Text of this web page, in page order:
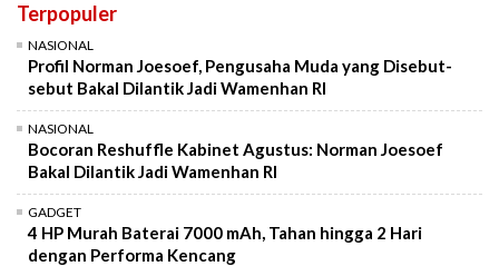
Terpopuler
NASIONAL
Profil Norman Joesoef, Pengusaha Muda yang Disebut-
sebut Bakal Dilantik Jadi Wamenhan RI
NASIONAL
Bocoran Reshuffle Kabinet Agustus: Norman Joesoef
Bakal Dilantik Jadi Wamenhan RI
GADGET
4 HP Murah Baterai 7000 mAh, Tahan hingga 2 Hari
dengan Performa Kencang